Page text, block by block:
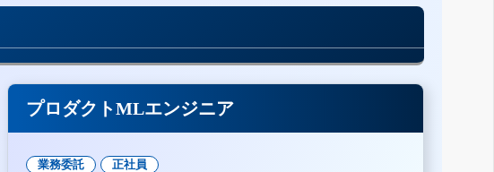
プロダクトMLエンジニア
業務委託 正社員